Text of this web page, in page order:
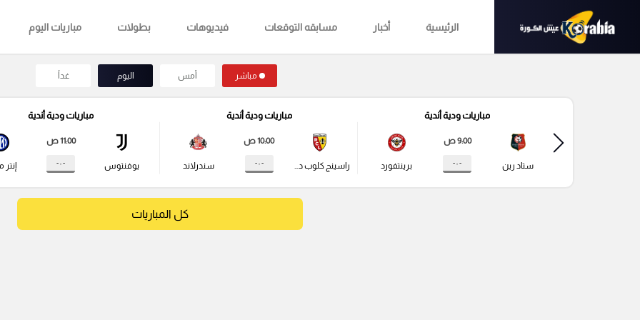
الرئيسية أخبار مسابقه التوقعات فيديوهات بطولات مباريات اليوم
مباشر أمس اليوم غداً
مباريات ودية أندية
ستاد رين
9:00 ص
- : - برينتفورد
مباريات ودية أندية
راسينج كلوب دي لانس
10:00 ص
- : - سندرلاند
مباريات ودية أندية
يوفنتوس
11:00 ص
- : - إنتر
كل المباريات